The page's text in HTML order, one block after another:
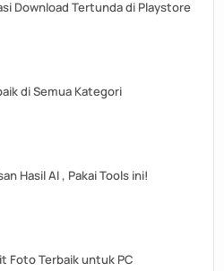
Download Tertunda di Playstore
di Semua Kategori
Hasil AI , Pakai Tools ini!
Foto Terbaik untuk PC